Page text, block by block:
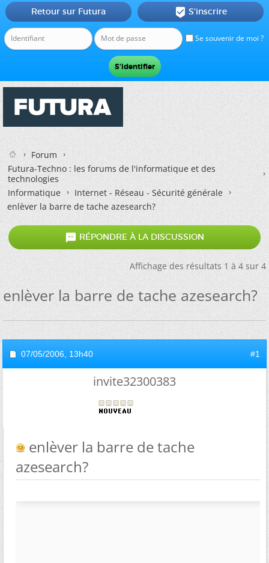
Se souvenir de moi ?
Retour sur Futura  S'inscrire
Forum
Futura-Techno : les forums de l'informatique et des
technologies
Informatique
Internet - Réseau - Sécurité générale
enlèver la barre de tache azesearch?
 RÉPONDRE À LA DISCUSSION
Affichage des résultats 1 à 4 sur 4
enlèver la barre de tache azesearch?
07/05/2006, 13h40 #1
invite32300383
enlèver la barre de tache
azesearch?